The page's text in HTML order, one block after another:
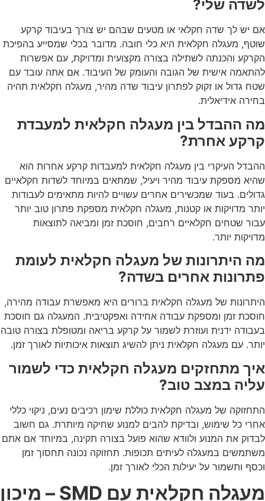
לשדה שלי?
אם יש לך שדה חקלאי או מטעים שבהם יש צורך בעיבוד קרקע
שוטף, מעגלה חקלאית היא כלי חובה. מדובר בכלי שמסייע בהפיכת
הקרקע והכנתה לשתילה בצורה מקצועית ומדויקת, עם אפשרות
להתאמה אישית של הגובה והעומק של העיבוד. אם אתה עובד עם
שטח גדול או זקוק לפתרון עיבוד שדה מהיר, מעגלה חקלאית תהיה
בחירה אידיאלית.
מה ההבדל בין מעגלה חקלאית למעבדת
קרקע אחרת?
ההבדל העיקרי בין מעגלה חקלאית למעבדות קרקע אחרות הוא
שהיא מספקת עיבוד מהיר ויעיל, שמתאים במיוחד לשדות חקלאיים
גדולים. בעוד שמכשירים אחרים עשויים להיות מתאימים לעבודות
יותר מדויקות או קטנות, מעגלה חקלאית מספקת פתרון טוב יותר
עבור שטחים חקלאיים רחבים, חוסכת זמן ומביאה לתוצאות
מדויקות יותר.
מה היתרונות של מעגלה חקלאית לעומת
פתרונות אחרים בשדה?
היתרונות של מעגלה חקלאית ברורים היא מאפשרת עבודה מהירה,
חוסכת זמן ומספקת עבודה אחידה ואפקטיבית. המעגלה גם חוסכת
בעבודה ידנית ועוזרת לשמור על קרקע בריאה ומטופלת בצורה טובה
יותר. עם מעגלה חקלאית ניתן להשיג תוצאות איכותיות לאורך זמן.
איך מתחזקים מעגלה חקלאית כדי לשמור
עליה במצב טוב?
התחזוקה של מעגלה חקלאית כוללת שימון רכיבים נעים, ניקוי כללי
אחרי כל שימוש, ובדיקת להבים למנוע שחיקה מיותרת. גם חשוב
לבדוק את המנוע ולוודא שהוא פועל בצורה תקינה, במיוחד אם אתם
משתמשים במעגלה לעיתים תכופות. תחזוקה נכונה תחסוך זמן
וכסף ותשמור על יעילות הכלי לאורך זמן.
מעגלה חקלאית עם SMD – מיכון